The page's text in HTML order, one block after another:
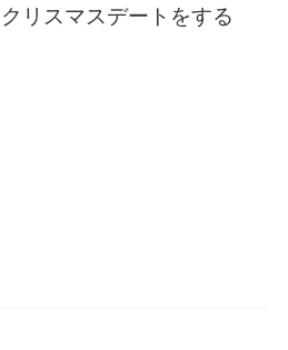
Deutsch
リスマスデートをする